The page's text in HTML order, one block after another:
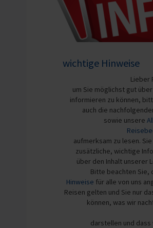
wichtige Hinweise
Lieber
um Sie möglichst gut
informieren zu können,
auch die
sowie unsere
aufmerksam zu lesen.
zusätzliche, wichtige
über den Inhalt unserer
Bitte beachten Sie,
Hinweise für alle von uns
Reisen gelten und Sie nur
können, was wir
darstellen und dass